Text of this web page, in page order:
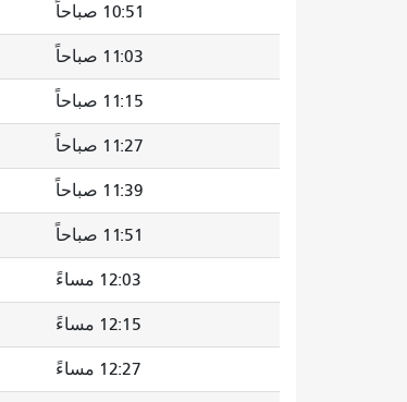
10:51 صباحاً
11:03 صباحاً
11:15 صباحاً
11:27 صباحاً
11:39 صباحاً
11:51 صباحاً
12:03 مساءً
12:15 مساءً
12:27 مساءً